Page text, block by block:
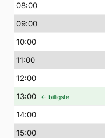
08:00
09:00
10:00
11:00
12:00
13:00 ← billigste
14:00
15:00